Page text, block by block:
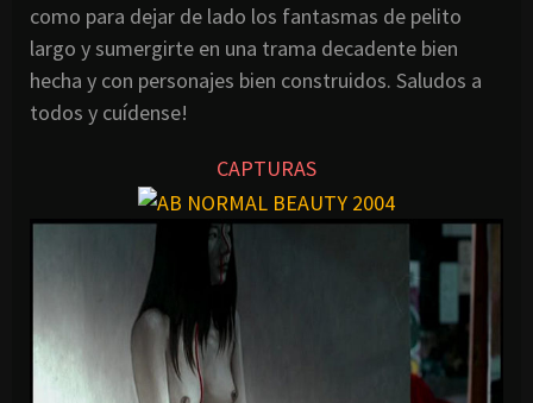
como para dejar de lado los fantasmas de pelito
largo y sumergirte en una trama decadente bien
hecha y con personajes bien construidos. Saludos a
todos y cuídense!
CAPTURAS